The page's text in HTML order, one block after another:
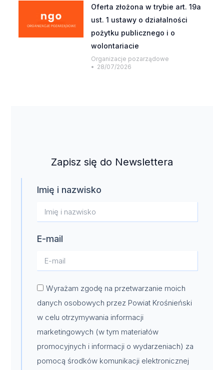
Oferta złożona w trybie art. 19a
ust. 1 ustawy o działalności
pożytku publicznego i o
wolontariacie
Organizacje pozarządowe
28/07/2026
Zapisz się do Newslettera
Imię i nazwisko
E-mail
Wyrażam zgodę na przetwarzanie moich
danych osobowych przez Powiat Krośnieński
w celu otrzymywania informacji
marketingowych (w tym materiałów
promocyjnych i informacji o wydarzeniach) za
pomocą środków komunikacji elektronicznej